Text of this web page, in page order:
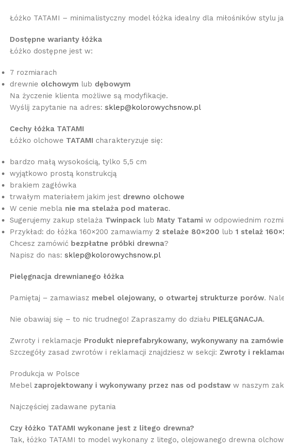
Łóżko TATAMI – minimalistyczny model łóżka idealny dla miłośników stylu
Dostępne warianty łóżka
Łóżko dostępne jest w:
7 rozmiarach
drewnie olchowym lub dębowym
Na życzenie klienta możliwe są modyfikacje.
Wyślij zapytanie na adres: sklep@kolorowychsnow.pl
Cechy łóżka TATAMI
Łóżko olchowe TATAMI charakteryzuje się:
bardzo małą wysokością, tylko 5,5 cm
wyjątkowo prostą konstrukcją
brakiem zagłówka
trwałym materiałem jakim jest drewno olchowe
W cenie mebla nie ma stelaża pod materac.
Sugerujemy zakup stelaża Twinpack lub Maty Tatami w odpowiednim
Przykład: do łóżka 160×200 zamawiamy 2 stelaże 80×200 lub 1 stelaż
Chcesz zamówić bezpłatne próbki drewna?
Napisz do nas: sklep@kolorowychsnow.pl
Pielęgnacja drewnianego łóżka
Pamiętaj – zamawiasz mebel olejowany, o otwartej strukturze porów.
Nie obawiaj się – to nic trudnego! Zapraszamy do działu PIELĘGNACJA.
Zwroty i reklamacje Produkt nieprefabrykowany, wykonywany na
Szczegóły zasad zwrotów i reklamacji znajdziesz w sekcji: Zwroty i
Produkcja w Polsce
Mebel zaprojektowany i wykonywany przez nas od podstaw w naszym
Najczęściej zadawane pytania
Czy łóżko TATAMI wykonane jest z litego drewna?
Tak, łóżko TATAMI to model wykonany z litego, olejowanego drewna